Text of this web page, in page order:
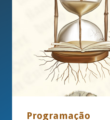
Programação